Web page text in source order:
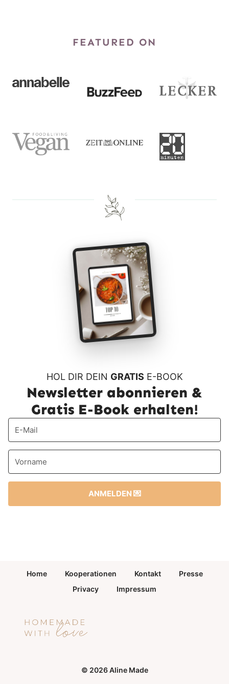
FEATURED ON
HOL DIR DEIN GRATIS E-BOOK
Newsletter abonnieren &
Gratis E-Book erhalten!
ANMELDEN 💌
Home Kooperationen Kontakt
Presse
Privacy
Impressum
© 2026 Aline Made